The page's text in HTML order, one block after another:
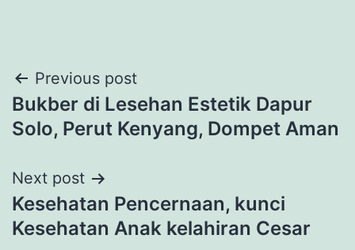
Post
navigation
Previous post
Bukber di Lesehan Estetik Dapur
Solo, Perut Kenyang, Dompet Aman
Next post
Kesehatan Pencernaan, kunci
Kesehatan Anak kelahiran Cesar